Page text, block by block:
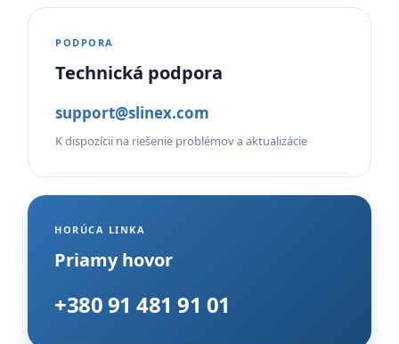
PODPORA
Technická podpora
support@slinex.com
K dispozícii na riešenie problémov a aktualizácie
HORÚCA LINKA
Priamy hovor
+380 91 481 91 01